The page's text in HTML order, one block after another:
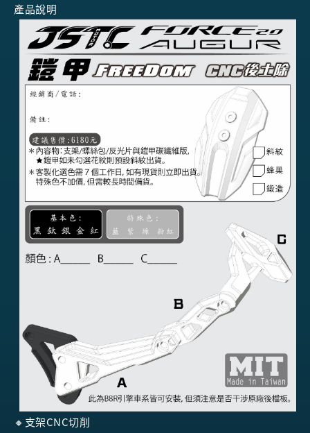
產品說明
🔸支架CNC切削